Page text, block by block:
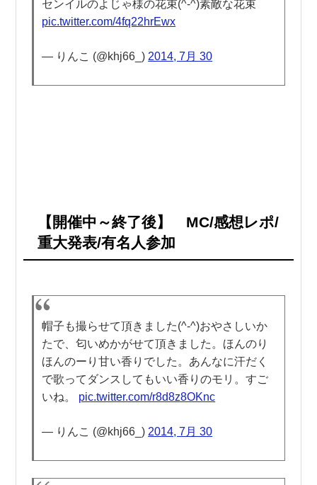
センイルのよじゃ様の花束(^-^)素敵な花束
pic.twitter.com/4fq22hrEwx
— りんこ (@khj66_) 2014, 7月 30
【開催中～終了後】 MC/感想レポ/
重大発表/有名人参加
帽子も撮らせて頂きました(^-^)おやさしいか
たで、匂いめかがせて頂きました。ほんのり
ほんのーり甘い香りでした。あんなに汗だく
で歌ってダンスしてもいい香りのモリ。すご
いね。 pic.twitter.com/r8d8z8OKnc
— りんこ (@khj66_) 2014, 7月 30